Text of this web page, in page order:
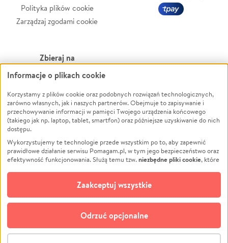
Polityka plików cookie
Zarządzaj zgodami cookie
Zbieraj na
Leczenie
Zwierzęta
Pożar
Ukraina
Pomoc Finansowa
Projekty
Pogrzeb
Społeczność lokalna
Kultura
Powódź
Wichura
NGO
Edukacja
Podróż
Impreza
Ochrona środowiska
Biznes
© CROWDING SP. Z O.O.
Informacje o plikach cookie
Korzystamy z plików cookie oraz podobnych rozwiązań technologicznych,
zarówno własnych, jak i naszych partnerów. Obejmuje to zapisywanie i
przechowywanie informacji w pamięci Twojego urządzenia końcowego
(takiego jak np. laptop, tablet, smartfon) oraz późniejsze uzyskiwanie do nich
dostępu.
Wykorzystujemy te technologie przede wszystkim po to, aby zapewnić
prawidłowe działanie serwisu Pomagam.pl, w tym jego bezpieczeństwo oraz
efektywność funkcjonowania. Służą temu tzw.niezbędne pliki cookie, które
opcjonalnych plików cookie
technologii do celów analitycznych i retargetingowych. Możesz wyrazić
zgodę na ich stosowanie lub jej odmówić. W dowolnym momencie masz
możliwość zmiany swoich preferencji na stronie „Zarządzaj zgodami cookie”,
do której link znajdziesz w stopce serwisu Pomagam.pl. Opcjonalne pliki
cookie wykorzystywane są w następujących celach:
Odrzuć opcjonalne
Zaakceptuj wszystkie